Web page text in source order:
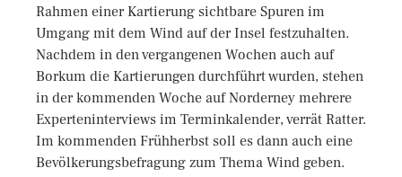
Rahmen einer Kartierung sichtbare Spuren im
Umgang mit dem Wind auf der Insel festzuhalten.
Nachdem in den vergangenen Wochen auch auf
Borkum die Kartierungen durchführt wurden, stehen
in der kommenden Woche auf Norderney mehrere
Experteninterviews im Terminkalender, verrät Ratter.
Im kommenden Frühherbst soll es dann auch eine
Bevölkerungsbefragung zum Thema Wind geben.